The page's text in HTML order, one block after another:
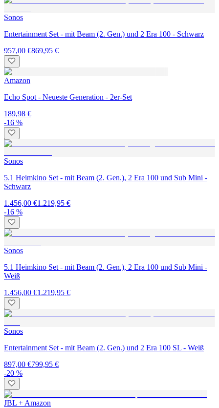
Sonos
Entertainment Set - mit Beam (2. Gen.) und 2 Era 100 - Schwarz
957,00 €869,95 €
Amazon
Echo Spot - Neueste Generation - 2er-Set
189,98 €
-16 %
Sonos
5.1 Heimkino Set - mit Beam (2. Gen.), 2 Era 100 und Sub Mini -
Schwarz
1.456,00 €1.219,95 €
-16 %
Sonos
5.1 Heimkino Set - mit Beam (2. Gen.), 2 Era 100 und Sub Mini -
Weiß
1.456,00 €1.219,95 €
Sonos
Entertainment Set - mit Beam (2. Gen.) und 2 Era 100 SL - Weiß
897,00 €799,95 €
-20 %
JBL + Amazon